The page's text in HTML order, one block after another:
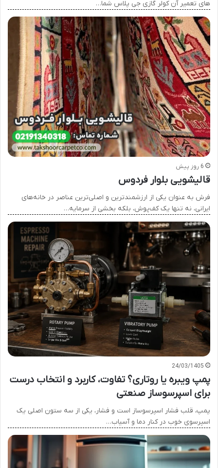
های تعمیر آن کولر گازی جی پلاس شما…
6 روز پیش
قالیشویی بلوار فردوس
فرش به عنوان یکی از ارزشمندترین و اصلی‌ترین عناصر در خانه‌های
ایرانی، نه تنها یک کف‌پوش، بلکه بخشی از سرمایه…
24/03/1405
پمپ ویبره یا روتاری؟ تفاوت، کاربرد و انتخاب درست
برای اسپرسوساز صنعتی
پمپ، قلب فشار اسپرسوساز است و فشار، یکی از سه ستون اصلی یک
اسپرسوی خوب در کنار دما و آسیاب…